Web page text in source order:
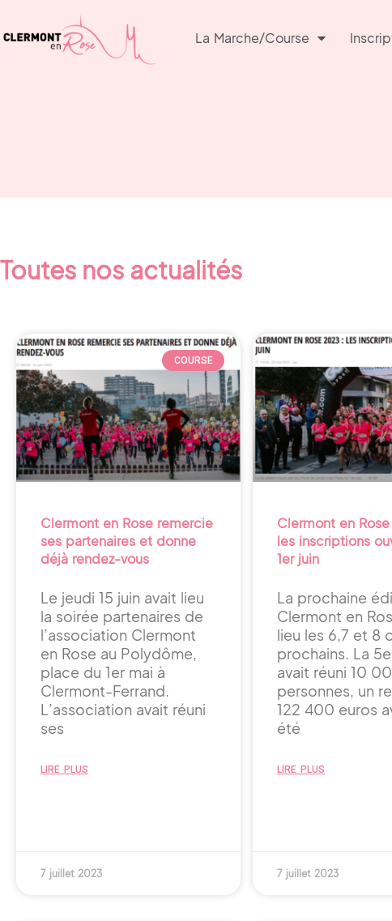
La Marche/course
Toutes nos actualités
COURSE
Clermont en Rose remercie
ses partenaires et donne
déjà rendez-vous
Le jeudi 15 juin avait lieu
la soirée partenaires de
l’association Clermont
en Rose au Polydôme,
place du 1er mai à
Clermont-Ferrand.
L’association avait réuni
ses
LIRE PLUS
7 juillet 2023
Clermont en
les inscriptions
1er juin
La prochaine
Clermont en
lieu les 6,7 et 8
prochains. La
avait réuni 10
personnes, un
122 400 euros
été
LIRE PLUS
7 juillet 2023